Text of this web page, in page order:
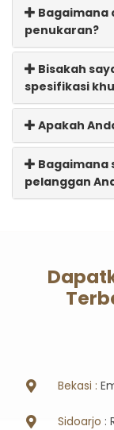
Bagaimana
penukaran?
Bisakah
spesifikasi
Apakah
Bagaimana
pelanggan
Bekasi :
Sidoarjo :